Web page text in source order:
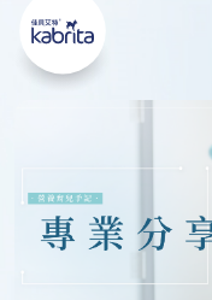
嘅 #Sn2
-PA ◊ 喺
嘅鈣皂，可避免
元營養